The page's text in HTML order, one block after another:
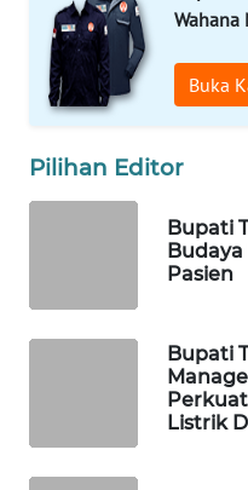
Wahana
Buka
Pilihan Editor
Bupati
Pasien
Bupati
Listrik
ID
MAWAKA
ID
MARTABAT
MKLI